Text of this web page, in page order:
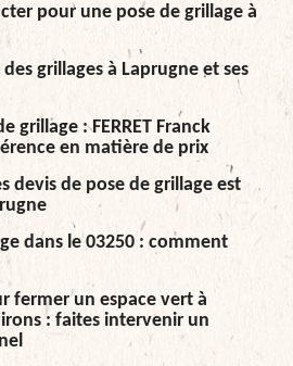
pour une pose de grillage à
grillages à Laprugne et ses
grillage : FERRET Franck
en matière de prix
devis de pose de grillage est
dans le 03250 : comment
fermer un espace vert à
: faites intervenir un